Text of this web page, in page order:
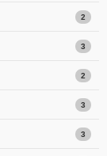
2
3
2
3
3